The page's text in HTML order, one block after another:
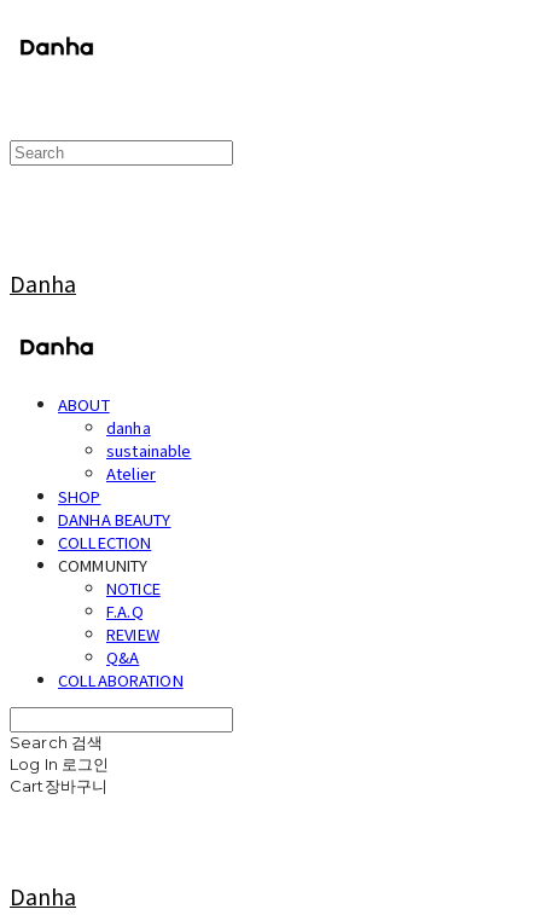
Danha
ABOUT
danha
sustainable
Atelier
SHOP
DANHA BEAUTY
COLLECTION
COMMUNITY
NOTICE
F.A.Q
REVIEW
Q&A
COLLABORATION
Search 검색
Log In 로그인
Cart장바구니
Danha